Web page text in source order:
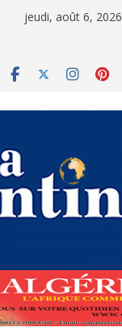
jeudi, août 6, 2026